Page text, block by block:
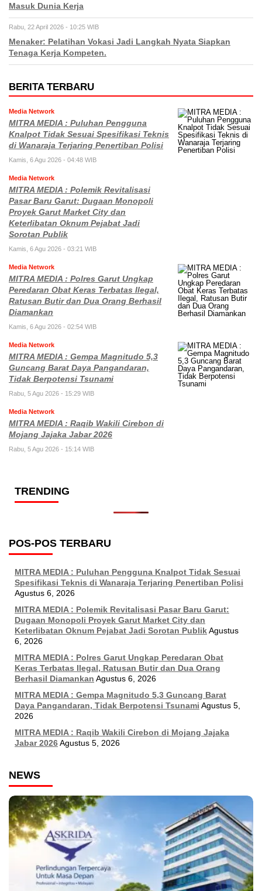
Masuk Dunia Kerja
Rabu, 22 April 2026 - 10:25 WIB
Menaker: Pelatihan Vokasi Jadi Langkah Nyata Siapkan
Tenaga Kerja Kompeten.
BERITA TERBARU
Media Network
MITRA MEDIA : Puluhan Pengguna
Knalpot Tidak Sesuai Spesifikasi Teknis
di Wanaraja Terjaring Penertiban Polisi
Kamis, 6 Agu 2026 - 04:48 WIB
Media Network
MITRA MEDIA : Polemik Revitalisasi
Pasar Baru Garut: Dugaan Monopoli
Proyek Garut Market City dan
Keterlibatan Oknum Pejabat Jadi
Sorotan Publik
Kamis, 6 Agu 2026 - 03:21 WIB
Media Network
MITRA MEDIA : Polres Garut Ungkap
Peredaran Obat Keras Terbatas Ilegal,
Ratusan Butir dan Dua Orang Berhasil
Diamankan
Kamis, 6 Agu 2026 - 02:54 WIB
Media Network
MITRA MEDIA : Gempa Magnitudo 5,3
Guncang Barat Daya Pangandaran,
Tidak Berpotensi Tsunami
Rabu, 5 Agu 2026 - 15:29 WIB
Media Network
MITRA MEDIA : Raqib Wakili Cirebon di
Mojang Jajaka Jabar 2026
Rabu, 5 Agu 2026 - 15:14 WIB
TRENDING
POS-POS TERBARU
MITRA MEDIA : Puluhan Pengguna Knalpot Tidak Sesuai
Spesifikasi Teknis di Wanaraja Terjaring Penertiban Polisi
Agustus 6, 2026
MITRA MEDIA : Polemik Revitalisasi Pasar Baru Garut:
Dugaan Monopoli Proyek Garut Market City dan
Keterlibatan Oknum Pejabat Jadi Sorotan PublikAgustus
6, 2026
MITRA MEDIA : Polres Garut Ungkap Peredaran Obat
Keras Terbatas Ilegal, Ratusan Butir dan Dua Orang
Berhasil Diamankan Agustus 6, 2026
MITRA MEDIA : Gempa Magnitudo 5,3 Guncang Barat
Daya Pangandaran, Tidak Berpotensi Tsunami Agustus 5,
2026
MITRA MEDIA : Raqib Wakili Cirebon di Mojang Jajaka
Jabar 2026Agustus 5, 2026
NEWS